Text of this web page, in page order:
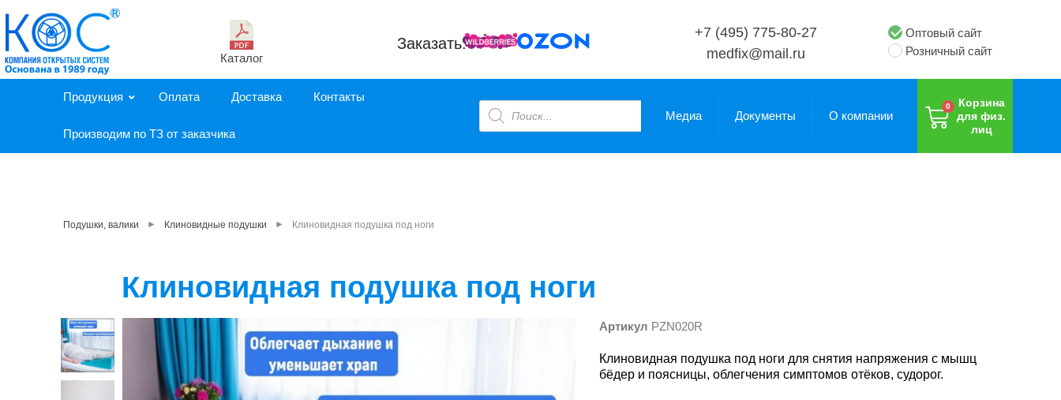
Каталог
Заказать:
+7 (495) 775-80-27
medfix@mail.ru
Оптовый сайт
Розничный сайт
Продукция Оплата Доставка Контакты
Производим по ТЗ от заказчика
Медиа Документы О компании
Корзина
для физ.
лиц
ремни
Подушки, валики ► Клиновидные подушки ► Клиновидная подушка под ноги
Клиновидная подушка под ноги
Артикул PZN020R
Клиновидная подушка под ноги для снятия напряжения с мышц
бёдер и поясницы, облегчения симптомов отёков, судорог.